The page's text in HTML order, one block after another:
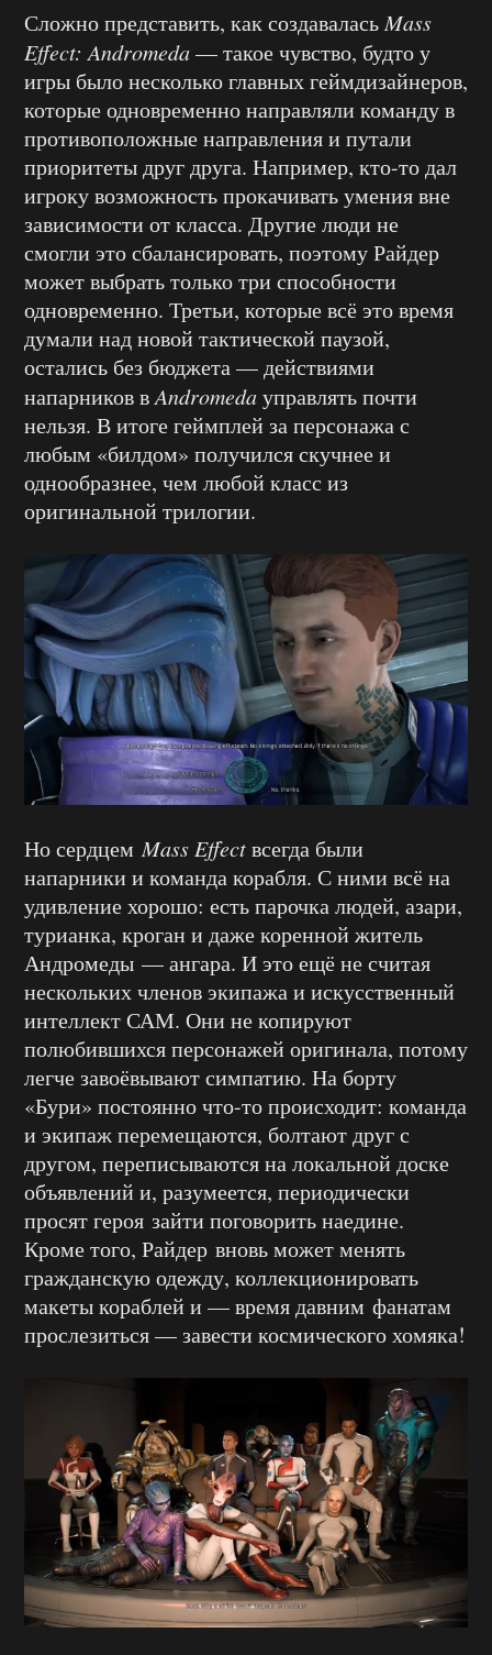
Сложно представить, как создаваласьMass
Effect: Andromeda— такое чувство, будто у
игры было несколько главных геймдизайнеров,
которые одновременно направляли команду в
противоположные направления и путали
приоритеты друг друга. Например, кто-то дал
игроку возможность прокачивать умения вне
зависимости от класса. Другие люди не
смогли это сбалансировать, поэтому Райдер
может выбрать только три способности
одновременно. Третьи, которые всё это время
думали над новой тактической паузой,
остались без бюджета — действиями
напарников вAndromedaуправлять почти
нельзя. В итоге геймплей за персонажа с
любым «билдом» получился скучнее и
однообразнее, чем любой класс из
оригинальной трилогии.
Но сердцемMass Effectвсегда были
напарники и команда корабля. С ними всё на
удивление хорошо: есть парочка людей, азари,
турианка, кроган и даже коренной житель
Андромеды — ангара. И это ещё не считая
нескольких членов экипажа и искусственный
интеллект САМ. Они не копируют
полюбившихся персонажей оригинала, потому
легче завоёвывают симпатию. На борту
«Бури» постоянно что-то происходит: команда
и экипаж перемещаются, болтают друг с
другом, переписываются на локальной доске
объявлений и, разумеется, периодически
просят героя зайти поговорить наедине.
Кроме того, Райдер вновь может менять
гражданскую одежду, коллекционировать
макеты кораблей и — время давним фанатам
прослезиться — завести космического хомяка!